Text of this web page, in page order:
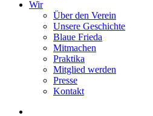
Wir
Über den Verein
Unsere Geschichte
Blaue Frieda
Mitmachen
Praktika
Mitglied werden
Presse
Kontakt